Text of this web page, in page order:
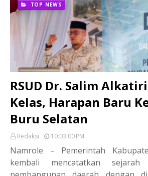
TOP NEWS
RSUD Dr. Salim
Kelas, Harapan Baru
Buru Selatan
Redaksi 10:03:00 PM
Namrole – Pemerintah
kembali mencatatkan